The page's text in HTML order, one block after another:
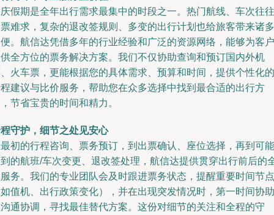
假期是全年出行需求最集中的时段之一。热门航线、车次往往
难求，复杂的退改签规则、多变的出行计划也给旅客带来诸多
。航信达凭借多年的行业经验和广泛的资源网络，能够为客户
全方位的票务解决方案。我们不仅协助查询和预订国内外机
火车票，更能根据您的具体需求、预算和时间，提供个性化的
建议与比价服务，帮助您在众多选择中找到最合适的出行方
节省宝贵的时间和精力。
守护，细节之处见安心
初的行程咨询、票务预订，到出票确认、座位选择，再到可能
的航班/车次变更、退改签处理，航信达提供贯穿出行前后的
务。我们的专业团队会及时跟进票务状态，提醒重要时间节点
值机、出行政策变化），并在出现突发情况时，第一时间协助
通协调，寻找最佳替代方案。这份对细节的关注和全程的守